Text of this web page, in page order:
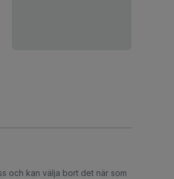
och kan välja bort det när som